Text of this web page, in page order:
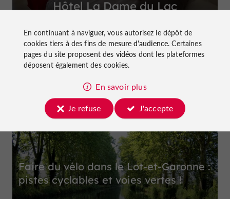
Hôtel La Dame du Lac
Top expériences
Faire du vélo dans le Lot-et-Garonne :
pistes cyclables et voies vertes !
En continuant à naviguer, vous autorisez le dépôt de
cookies tiers à des fins de mesure d'audience. Certaines
pages du site proposent des vidéos dont les plateformes
déposent également des cookies.
En savoir plus
Je refuse
J'accepte